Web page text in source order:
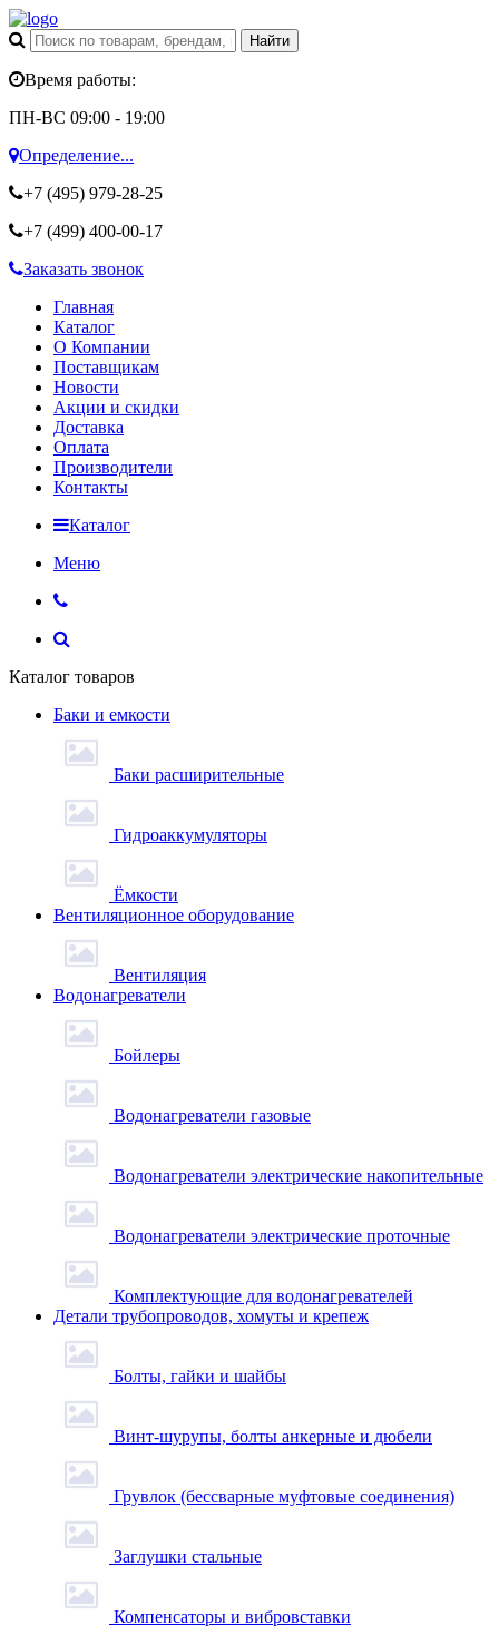
Время работы:
ПН-ВС 09:00 - 19:00
Определение...
+7 (495) 979-28-25
+7 (499) 400-00-17
Заказать звонок
Главная
Каталог
О Компании
Поставщикам
Новости
Акции и скидки
Доставка
Оплата
Производители
Контакты
Каталог
Меню
Каталог товаров
Баки и емкости
Баки расширительные
Гидроаккумуляторы
Ёмкости
Вентиляционное оборудование
Вентиляция
Водонагреватели
Бойлеры
Водонагреватели газовые
Водонагреватели электрические накопительные
Водонагреватели электрические проточные
Комплектующие для водонагревателей
Детали трубопроводов, хомуты и крепеж
Болты, гайки и шайбы
Винт-шурупы, болты анкерные и дюбели
Грувлок (бессварные муфтовые соединения)
Заглушки стальные
Компенсаторы и вибровставки